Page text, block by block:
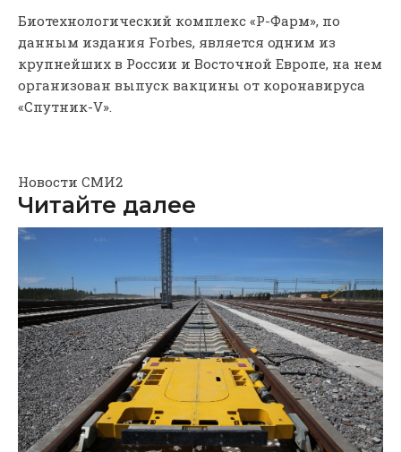
Биотехнологический комплекс «Р-Фарм», по
данным издания Forbes, является одним из
крупнейших в России и Восточной Европе, на нем
организован выпуск вакцины от коронавируса
«Спутник-V».
Новости СМИ2
Читайте далее